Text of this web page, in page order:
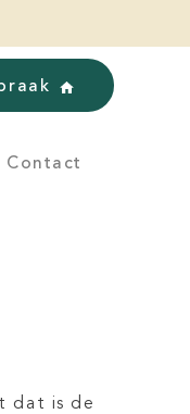
Contact
dat is de